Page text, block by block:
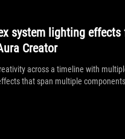
system lighting effects
Creator
across a timeline with
that span multiple